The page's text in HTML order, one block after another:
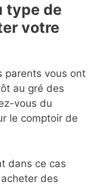
type de
votre
parents vous ont
au gré des
vous du
le comptoir de
dans ce cas
des